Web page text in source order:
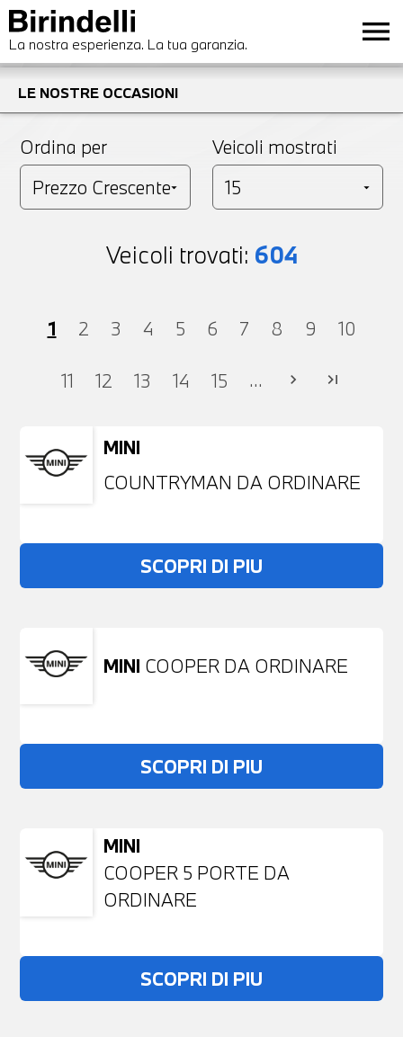
La nostra esperienza. La tua garanzia. menu
LE NOSTRE OCCASIONI
Ordina per Veicoli mostrati
Veicoli trovati: 604
1 2 3 4 5 6 7 8 9 10
11 12 13 14 15 ... chevron_right last_page
MINI
COUNTRYMAN DA ORDINARE
SCOPRI DI PIU
MINI COOPER DA ORDINARE
SCOPRI DI PIU
MINI
COOPER 5 PORTE DA
ORDINARE
SCOPRI DI PIU
Non stai trovando ciò che cerchi?